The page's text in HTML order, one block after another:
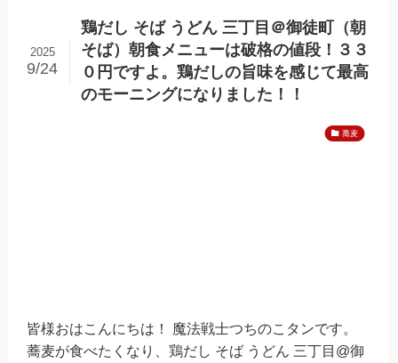
鶏だし そば うどん 三丁目＠御徒町（朝
そば）朝食メニューは破格の値段！３３
０円ですよ。鶏だしの旨味を感じて最高
のモーニングになりました！！
2025
9/24
蕎麦
皆様おはこんにちは！ 魔法戦士つちのこタンです。
蕎麦が食べたくなり、鶏だし そば うどん 三丁目@御